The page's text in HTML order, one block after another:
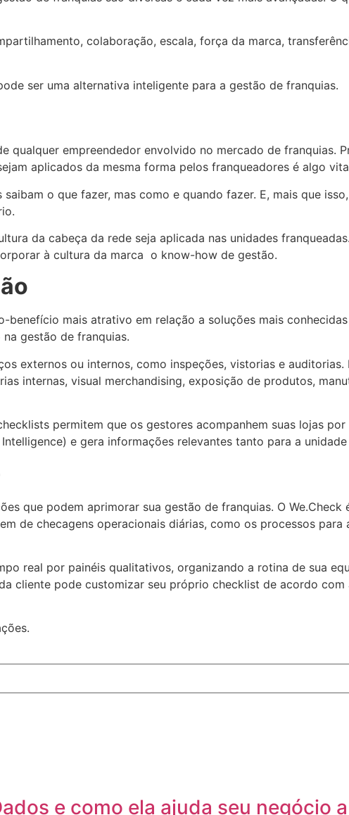
colaboração, escala, força da marca,
ser uma alternativa inteligente para a gestão de franquias.
qualquer empreendedor envolvido no mercado de franquias.
aplicados da mesma forma pelos franqueadores é algo
o que fazer, mas como e quando fazer. E, mais que
da cabeça da rede seja aplicada nas unidades
à cultura da marca o know-how de gestão.
mais atrativo em relação a soluções mais
gestão de franquias.
externos ou internos, como inspeções, vistorias e
internas, visual merchandising, exposição de produtos,
permitem que os gestores acompanhem suas lojas
e gera informações relevantes tanto para a
que podem aprimorar sua gestão de franquias. O
de checagens operacionais diárias, como os processos
real por painéis qualitativos, organizando a rotina de sua
cliente pode customizar seu próprio checklist de acordo
e como ela ajuda seu negócio